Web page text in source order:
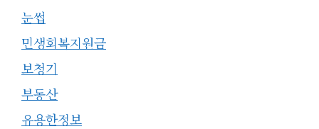
눈썹
민생회복지원금
보청기
부동산
유용한정보